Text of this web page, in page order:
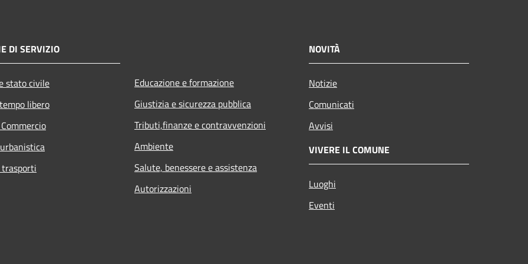
DI SERVIZIO
stato civile
libero
Educazione e formazione
Giustizia e sicurezza pubblica
Tributi,finanze e contravvenzioni
Ambiente
Salute, benessere e assistenza
Autorizzazioni
NOVITÀ
Notizie
Comunicati
Avvisi
VIVERE IL COMUNE
Luoghi
Eventi